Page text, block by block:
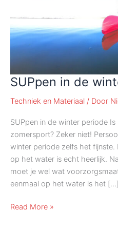
SUPpen in de
Techniek en Materiaal / Door
SUPpen in de winter periode Is
zomersport? Zeker niet!
winter periode zelfs het fijnste.
op het water is echt heerlijk.
moet je wel wat
eenmaal op het water is het […]
SUPpen
Read More »